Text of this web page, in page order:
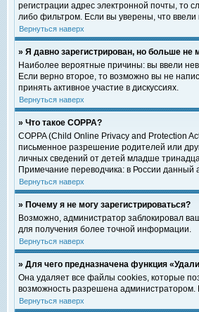
регистрации адрес электронной почты, то
либо фильтром. Если вы уверены, что
Вернуться наверх
» Я давно зарегистрирован, но больше не
Наиболее вероятные причины: вы ввели
Если верно второе, то возможно вы не
принять активное участие в дискуссиях.
Вернуться наверх
» Что такое COPPA?
COPPA (Child Online Privacy and Protection
письменное разрешение родителей или
личных сведений от детей младше
Примечание переводчика: в России данный
Вернуться наверх
» Почему я не могу зарегистрироваться?
Возможно, администратор заблокировал
для получения более точной информации.
Вернуться наверх
» Для чего предназначена функция
Она удаляет все файлы cookies, которые
возможность разрешена
Вернуться наверх